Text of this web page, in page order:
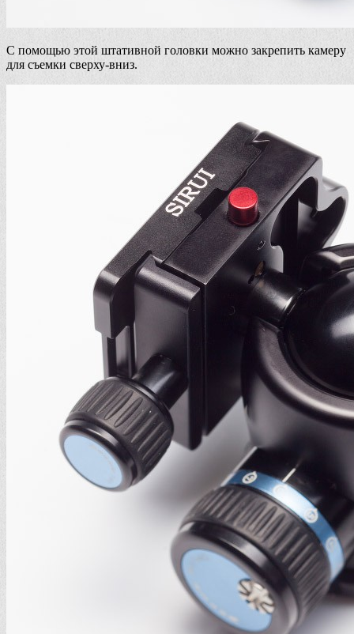
С помощью этой штативной головки можно закрепить камеру
для съемки сверху-вниз.